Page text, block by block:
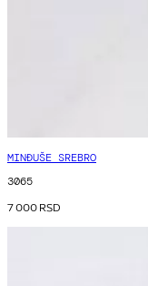
MINĐUŠE SREBRO
3065
7 000RSD